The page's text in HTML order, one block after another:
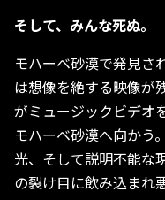
そして、みんな死ぬ。
モハーベ砂漠で発見さ
は想像を絶する映像
がミュージックビデオ
モハーベ砂漠へ向かう
光、そして説明不能な
の裂け目に飲み込まれ